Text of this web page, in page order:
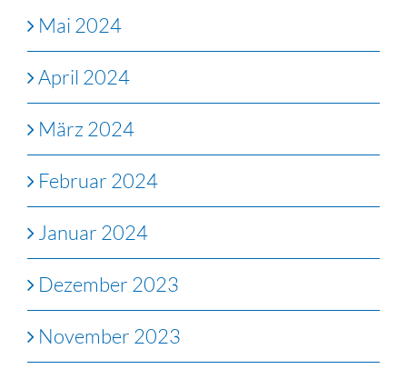
Mai 2024
April 2024
März 2024
Februar 2024
Januar 2024
Dezember 2023
November 2023